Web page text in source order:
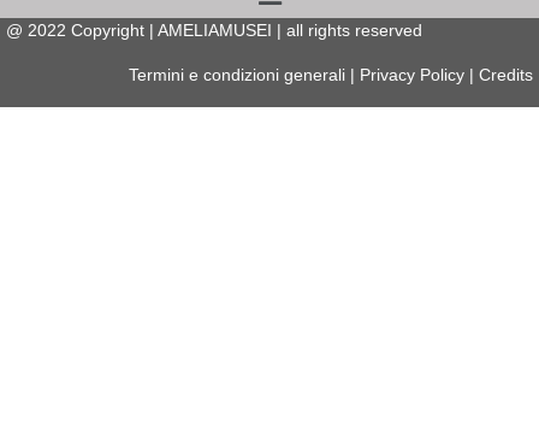
@ 2022 Copyright | AMELIAMUSEI | all rights reserved
Termini e condizioni generali Privacy Policy Credits